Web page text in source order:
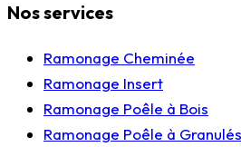
Nos services
Ramonage Cheminée
Ramonage Insert
Ramonage Poêle à Bois
Ramonage Poêle à Granulés